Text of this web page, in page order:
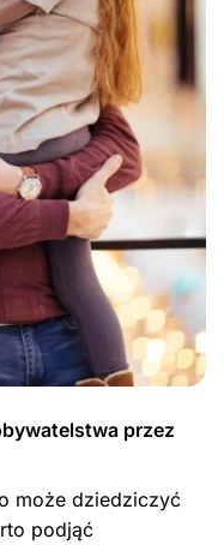
przez
może dziedziczyć
podjąć